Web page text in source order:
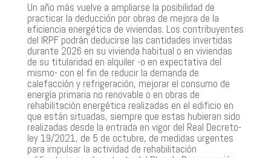
Un año más vuelve a ampliarse la posibilidad de
practicar la deducción por obras de mejora de la
eficiencia energética de viviendas. Los contribuyentes
del IRPF podrán deducirse las cantidades invertidas
durante 2026 en su vivienda habitual o en viviendas
de su titularidad en alquiler -o en expectativa del
mismo- con el fin de reducir la demanda de
calefacción y refrigeración, mejorar el consumo de
energía primaria no renovable o en obras de
rehabilitación energética realizadas en el edificio en
que están situadas, siempre que estas hubieran sido
realizadas desde la entrada en vigor del Real Decreto-
ley 19/2021, de 5 de octubre, de medidas urgentes
para impulsar la actividad de rehabilitación